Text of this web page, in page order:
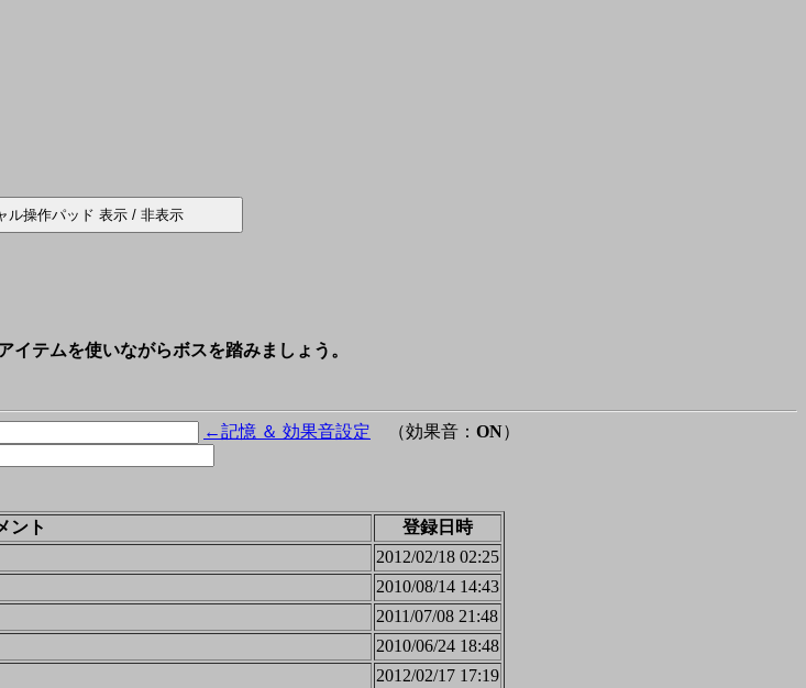
テムを使いながらボスを踏みましょう。
←記憶 ＆ 効果音設定 （効果音： ON）
ント
登録日時
2012/02/18 02:25
2010/08/14 14:43
2011/07/08 21:48
2010/06/24 18:48
2012/02/17 17:19